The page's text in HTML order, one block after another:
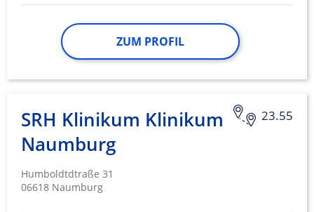
ZUM PROFIL
23.55
SRH Klinikum Klinikum
Naumburg
Humboldtdtraße 31
06618 Naumburg